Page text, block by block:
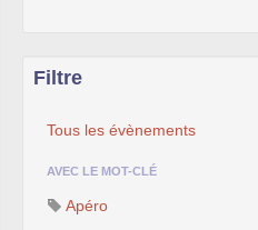
Filtre
Tous les évènements
AVEC LE MOT-CLÉ
Apéro